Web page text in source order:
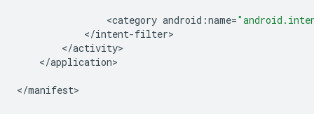
<category android :name=
</intent-filter
</activity
</application>
</manifest>